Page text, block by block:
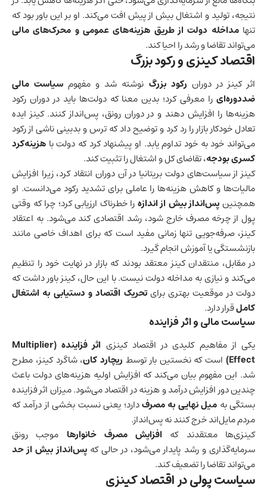
نتیجه، تولید و اشتغال بیش از پیش افت می‌کند. او بر این باور بود که
تنهامداخله دولت از طریق هزینه‌های عمومی و محرک‌های مالی
می‌تواند تقاضا و رشد را احیا کند.
اقتصاد کینزی و رکود بزرگ
اثر کینز در دوران رکود بزرگ نوشته شد و مفهوم سیاست مالی
ضد‌دوره‌ای را معرفی کرد؛ بدین معنا که دولت‌ها باید در دوران رکود
هزینه‌ها را افزایش دهند و در دوران رونق، پس‌انداز کنند. کینز ایده
تعادل خودکار بازار را رد کرد و توضیح داد که ترس و بدبینی ناشی از رکود
می‌تواند خود به خود تداوم یابد. او پیشنهاد کرد که دولت با هزینه‌کرد
کسری بودجه، تقاضای کل و اشتغال را تثبیت کند.
کینز از سیاست‌های دولتبریتانیا در آن دوران انتقاد کرد، زیرا افزایش
مالیات‌ها و کاهش هزینه‌ها را عاملی برای تشدید رکود می‌دانست. او
همچنینپس‌انداز بیش از اندازهرا خطرناک ارزیابی کرد؛ چرا که وقتی
پول از چرخه مصرف خارج شود، رشد اقتصادیکند می‌شود. به اعتقاد
کینز، صرفه‌جویی تنها زمانی مفید است که برای اهداف خاصی مانند
بازنشستگی یا آموزش انجام گیرد.
در مقابل، منتقدان کینز معتقد بودند که بازار در نهایت خود را تنظیم
می‌کند و نیازی به مداخله دولت نیست. با این حال، کینز باور داشت که
دولت در موقعیت بهتری برایتحریک اقتصاد و دستیابی به اشتغال
کاملقرار دارد.
سیاست مالی و اثر فزاینده
یکی از مفاهیم کلیدی در اقتصاد کینزی
اثر فزاینده (Multiplier
Effect) است که نخستین بار توسط ریچارد کان، شاگرد کینز، مطرح
شد. این مفهوم بیان می‌کند که افزایش اولیه هزینه‌های دولت باعث
چندین دور افزایش درآمد و هزینه در اقتصاد می‌شود. میزان اثر فزاینده
بستگی به میل نهایی به مصرفدارد؛ یعنی نسبت بخشی از درآمد که
مردم مایل‌اند خرج کنند نه پس‌انداز.
کینزی‌ها معتقدند که افزایش مصرف خانوارها موجب رونق
سرمایه‌گذاری و رشد پایدار می‌شود، در حالی کهپس‌انداز بیش از حد
می‌تواند تقاضا را تضعیف کند.
سیاست پولی در اقتصاد کینزی